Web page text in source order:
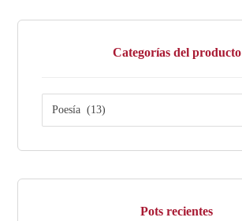
Categorías del producto
Pots recientes